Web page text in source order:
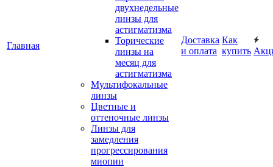
Главная
двухнедельные
линзы для
астигматизма
Торические
линзы на
месяц для
астигматизма
Мультифокальные
линзы
Цветные и
оттеночные линзы
Линзы для
замедления
прогрессирования
миопии
Доставка
и оплата
Как
купить